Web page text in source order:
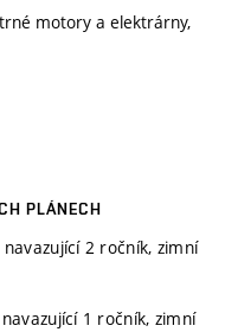
motory a elektrárny,
PLÁNECH
2 ročník, zimní
1 ročník, zimní